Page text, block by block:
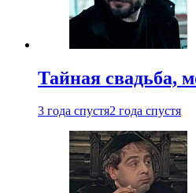
Тайная свадьба,
3 года спустя2 года спустя